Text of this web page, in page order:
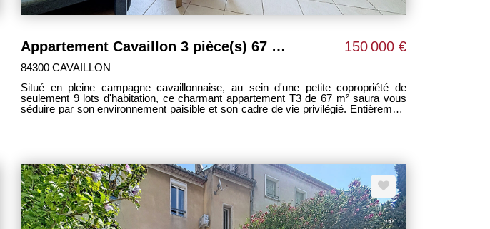
Appartement Cavaillon 3 pièce(s) 67 m2 150 000 €
84300 CAVAILLON
Situé en pleine campagne cavaillonnaise, au sein d'une petite copropriété de
seulement 9 lots d'habitation, ce charmant appartement T3 de 67 m² saura vous
séduire par son environnement paisible et son cadre de vie privilégié. Entièrement
véritable atout pour votre confort. Idéal pour une résidence principale comme pour
un investissement, ce bien représente une belle opportunité pour profiter du calme
de la campagne tout en restant à proximité des commodités de la région
cavaillonnaise.